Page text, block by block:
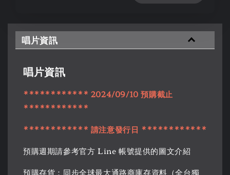
唱片資訊
唱片資訊
************ 2024/09/10 預購截止
************
************ 請注意發行日 ************
預購週期請參考官方 Line 帳號提供的圖文介紹
預購存貨：同步全球最大通路商庫存資料（全台獨